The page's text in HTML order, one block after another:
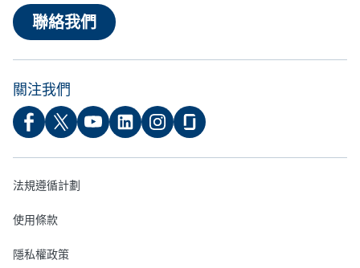
聯絡我們
關注我們
法規遵循計劃
使用條款
隱私權政策